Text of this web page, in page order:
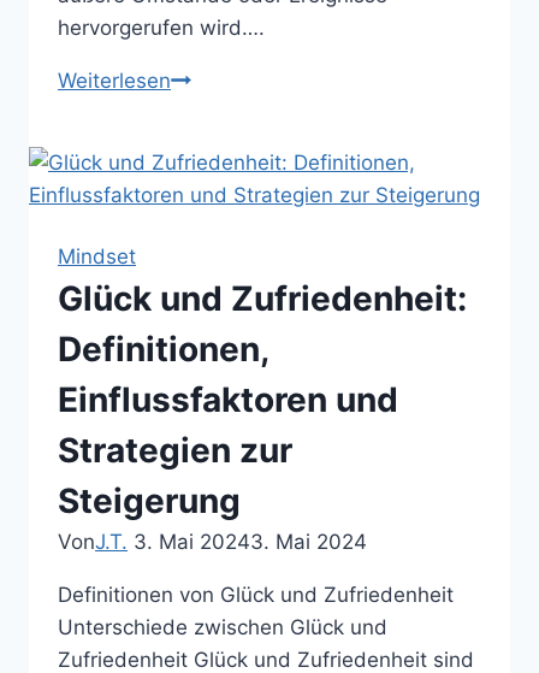
hervorgerufen wird….
WeiterlesenGlück
Die
Suche
Erfüllung
Mindset
Glück und Zufriedenheit:
Definitionen,
Einflussfaktoren und
Strategien zur
Steigerung
VonJ.T. 3. Mai 20243. Mai 2024
Definitionen von Glück und Zufriedenheit
Unterschiede zwischen Glück und
Zufriedenheit Glück und Zufriedenheit sind